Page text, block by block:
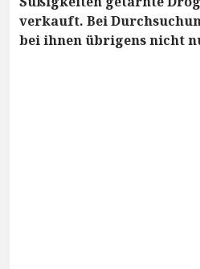
verkauft. Bei
bei ihnen übrigens nicht